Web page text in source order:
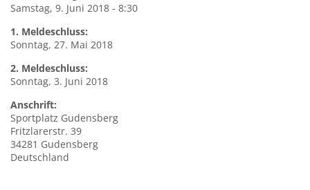
Samstag, 9. Juni 2018 - 8:30
1. Meldeschluss:
Sonntag, 27. Mai 2018
2. Meldeschluss:
Sonntag, 3. Juni 2018
Anschrift:
Sportplatz Gudensberg
Fritzlarerstr. 39
34281 Gudensberg
Deutschland